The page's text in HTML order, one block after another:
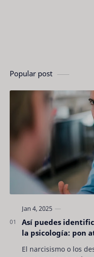
Popular post
Así puedes
la psicología: pon
El narcisismo o los